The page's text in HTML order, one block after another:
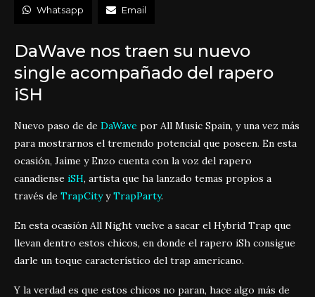
Whatsapp Email
DaWave nos traen su nuevo
single acompañado del rapero
iSH
Nuevo paso de de DaWave por All Music Spain, y una vez más
para mostrarnos el tremendo potencial que poseen. En esta
ocasión, Jaime y Enzo cuenta con la voz del rapero
canadiense iSH, artista que ha lanzado temas propios a
través de TrapCityyTrapParty.
En esta ocasión All Night vuelve a sacar el Hybrid Trap que
llevan dentro estos chicos, en donde el rapero iSh consigue
darle un toque característico del trap americano.
Y la verdad es que estos chicos no paran, hace algo más de